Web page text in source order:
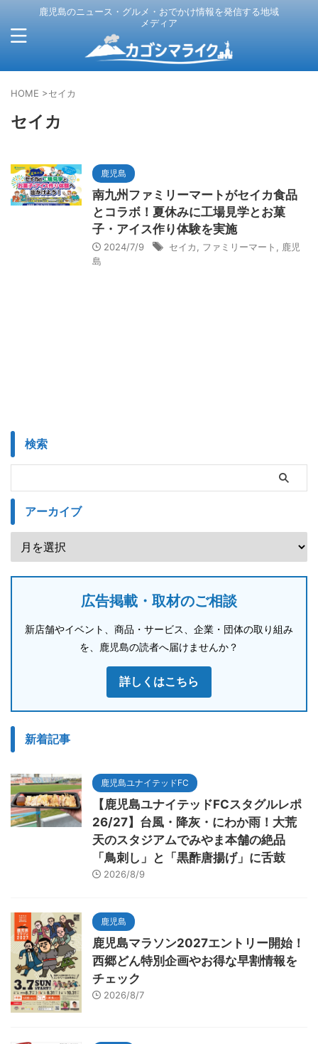
鹿児島のニュース・グルメ・おでかけ情報を発信する地域
メディア
HOME >セイカ
セイカ
鹿児島
南九州ファミリーマートがセイカ食品
とコラボ！夏休みに工場見学とお菓
子・アイス作り体験を実施
2024/7/9 セイカ ファミリーマート
鹿児
島
検索
アーカイブ
広告掲載・取材のご相談
新店舗やイベント、商品・サービス、企業・団体の取り組み
を、鹿児島の読者へ届けませんか？
詳しくはこちら
新着記事
鹿児島ユナイテッドFC
【鹿児島ユナイテッドFCスタグルレポ
26/27】台風・降灰・にわか雨！大荒
天のスタジアムでみやま本舗の絶品
「鳥刺し」と「黒酢唐揚げ」に舌鼓
2026/8/9
鹿児島
鹿児島マラソン2027エントリー開始！
西郷どん特別企画やお得な早割情報を
チェック
2026/8/7